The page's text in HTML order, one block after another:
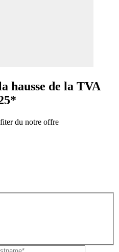
hausse de la TVA
du notre offre